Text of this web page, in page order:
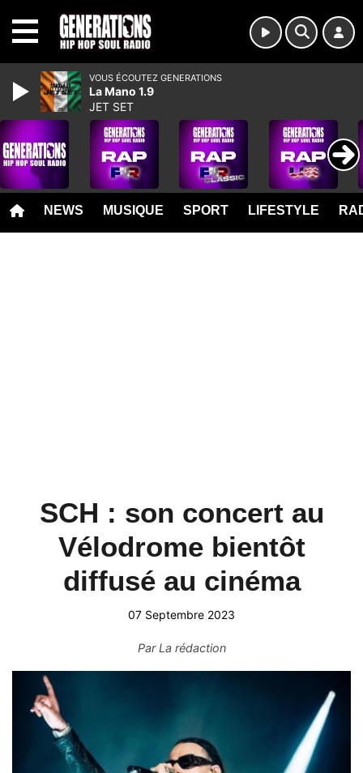
NEWS MUSIQUE SPORT LIFESTYLE
SCH : son concert au
Vélodrome bientôt
diffusé au cinéma
07 Septembre 2023
ParLa rédaction
VOUS ÉCOUTEZ GENERATIONS
La Mano 1.9
JET SET